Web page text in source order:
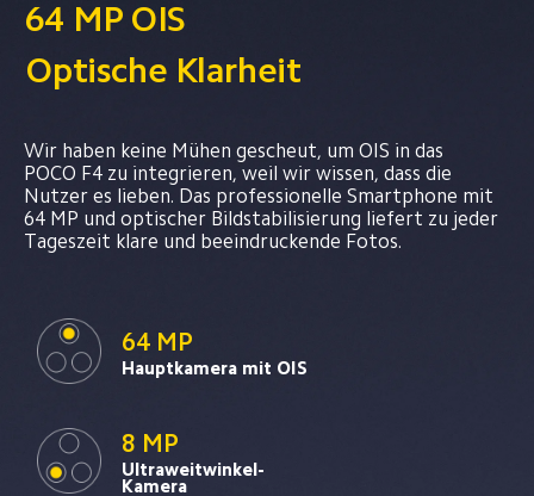
64 MP OIS
Optische Klarheit
Wir haben keine Mühen gescheut, um OIS in das
POCO F4 zu integrieren, weil wir wissen, dass die
Nutzer es lieben. Das professionelle Smartphone mit
64 MP und optischer Bildstabilisierung liefert zu jeder
Tageszeit klare und beeindruckende Fotos.
64 MP
Hauptkamera mit OIS
8 MP
Ultraweitwinkel-
Kamera